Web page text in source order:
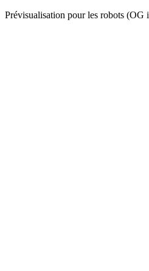
Prévisualisation pour les robots (OG